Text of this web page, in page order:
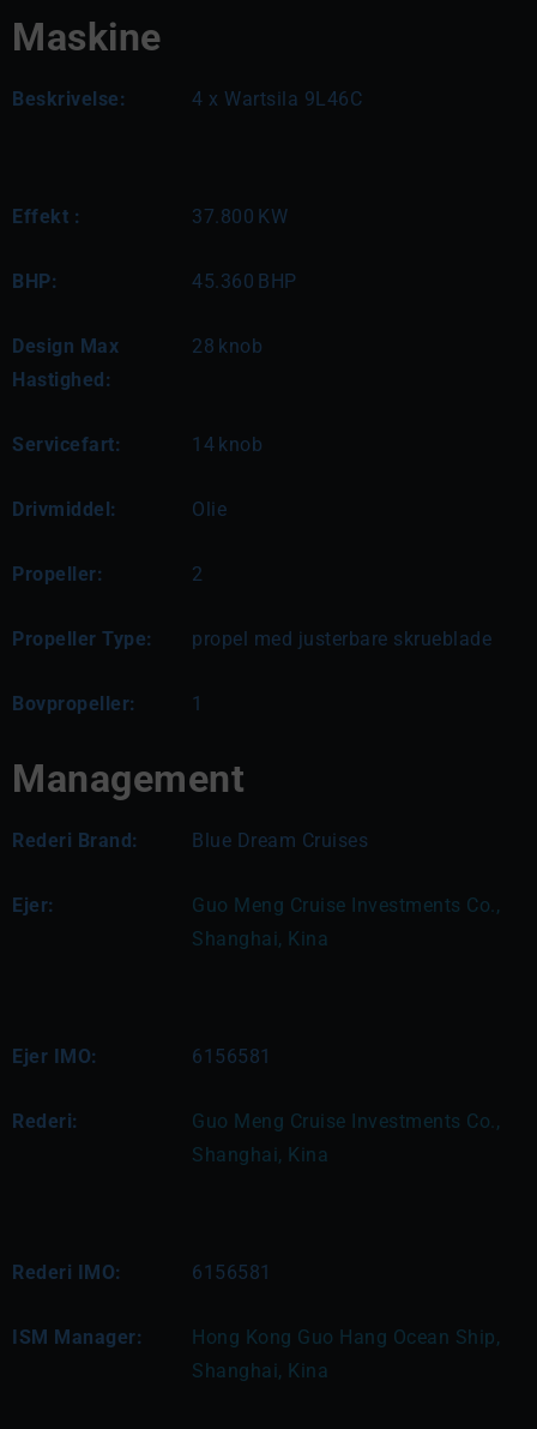
Maskine
Beskrivelse: 4 x Wartsila 9L46C
Effekt : 37.800 KW
BHP: 45.360 BHP
Design Max
Hastighed:
28 knob
Servicefart: 14 knob
Drivmiddel: Olie
Propeller: 2
Propeller Type: propel med justerbare skrueblade
Bovpropeller: 1
Management
Rederi Brand: Blue Dream Cruises
Ejer:
Guo Meng Cruise Investments Co.,
Shanghai, Kina
Ejer IMO: 6156581
Rederi:
Guo Meng Cruise Investments Co.,
Shanghai, Kina
Rederi IMO: 6156581
ISM Manager:
Hong Kong Guo Hang Ocean Ship,
Shanghai, Kina